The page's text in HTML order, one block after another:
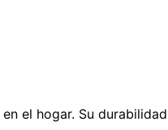
el hogar. Su